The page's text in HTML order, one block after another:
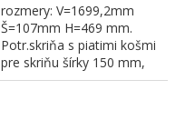
rozmery: V=1699,2mm
Š=107mm H=469 mm.
Potr.skriňa s piatimi košmi
pre skriňu šírky 150 mm,
classic. Montáž na pravú...